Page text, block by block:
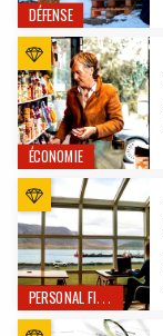
DÉFENSE
ÉCONOMIE
PERSONAL FINANCE